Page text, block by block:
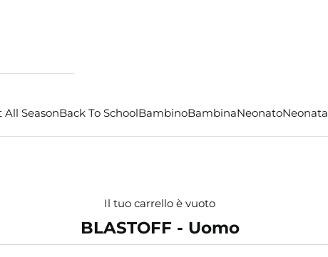
SeasonBack To SchoolBambinoBambinaNeonatoNeonata
Il tuo carrello è vuoto
BLASTOFF - Uomo